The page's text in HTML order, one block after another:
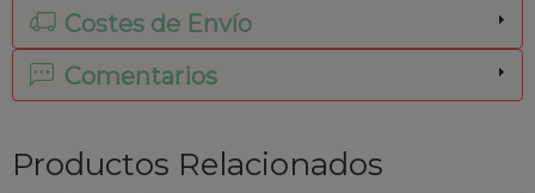
Costes de Envío
Comentarios
Productos Relacionados